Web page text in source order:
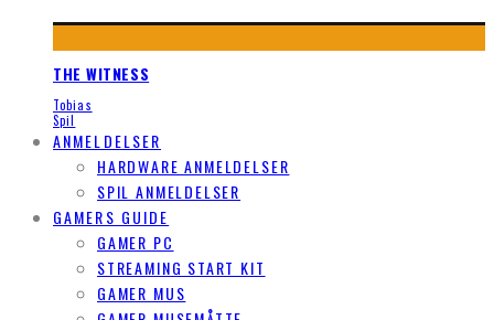
THE WITNESS
Tobias
Spil
ANMELDELSER
HARDWARE ANMELDELSER
SPIL ANMELDELSER
GAMERS GUIDE
GAMER PC
STREAMING START KIT
GAMER MUS